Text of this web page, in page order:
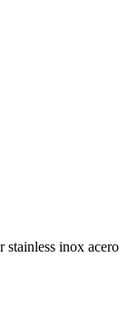
stainless inox acero